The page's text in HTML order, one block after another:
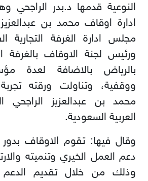
النوعية قدمها د.بدر
ادارة اوقاف محمد بن
مجلس ادارة الغرفة التجارية
ورئيس لجنة الاوقاف بالغرفة
بالرياض بالاضافة لعدة
ووقفية، وتناولت ورقته
محمد بن عبدالعزيز الراجحي
العربية السعودية.
وقال فيها: تقوم الاوقاف
دعم العمل الخيري وتنميته
وذلك من خلال تقديم الدعم